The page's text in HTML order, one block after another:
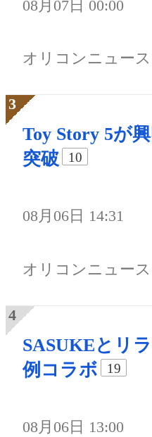
08月07日 00:00
オリコンニュース
Toy Story 5が
突破
10
08月06日 14:31
オリコンニュース
SASUKEとリ
例コラボ
19
08月06日 13:00